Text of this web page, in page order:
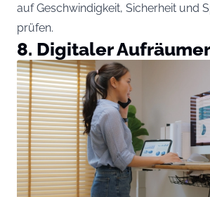
auf Geschwindigkeit, Sicherheit und
prüfen.
8. Digitaler Aufräumer